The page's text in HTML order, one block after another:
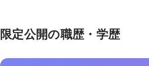
限定公開の職歴・学歴